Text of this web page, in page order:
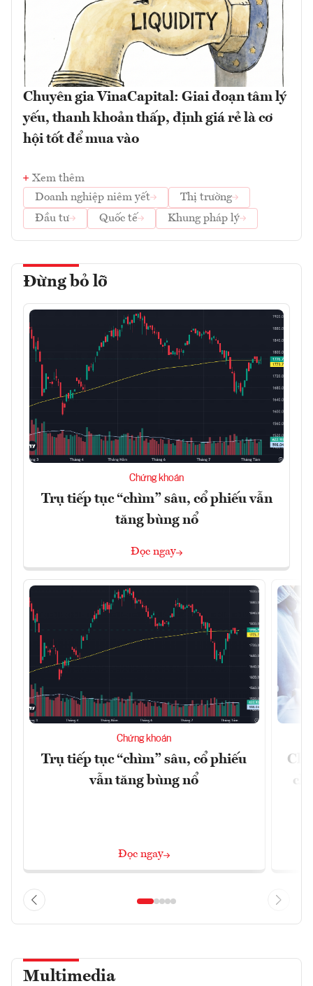
Chuyên gia VinaCapital: Giai đoạn tâm lý
yếu, thanh khoản thấp, định giá rẻ là cơ
hội tốt để mua vào
Xem thêm
Doanh nghiệp niêm yết
Thị trường
Đầu tư
Quốc tế Khung pháp lý
Đừng bỏ lỡ
Chứng khoán
Trụ tiếp tục “chìm” sâu, cổ phiếu vẫn
tăng bùng nổ
Đọc ngay
Chứng khoán
Trụ tiếp tục “chìm” sâu, cổ phiếu
vẫn tăng bùng nổ
Đọc ngay
Multimedia